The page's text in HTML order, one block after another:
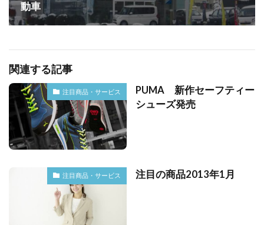
動車
関連する記事
注目商品・サービス
PUMA 新作セーフティー
シューズ発売
注目商品・サービス 注目の商品2013年1月